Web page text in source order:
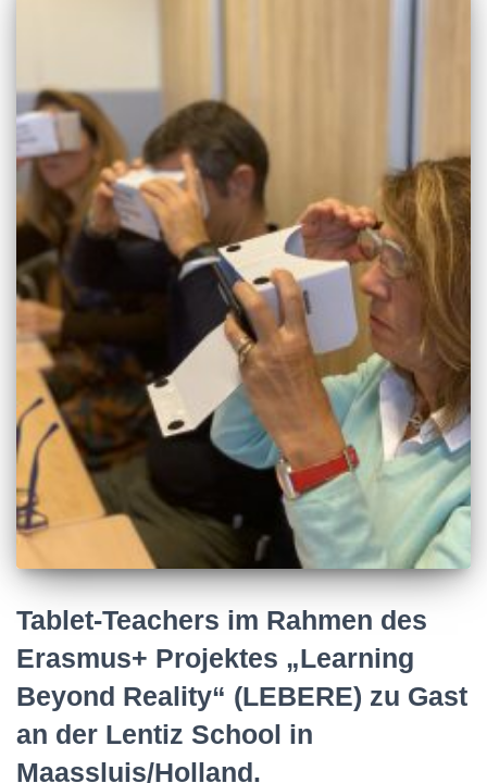
Tablet-Teachers im Rahmen des
Erasmus+ Projektes „Learning
Beyond Reality“ (LEBERE) zu Gast
an der Lentiz School in
Maassluis/Holland.